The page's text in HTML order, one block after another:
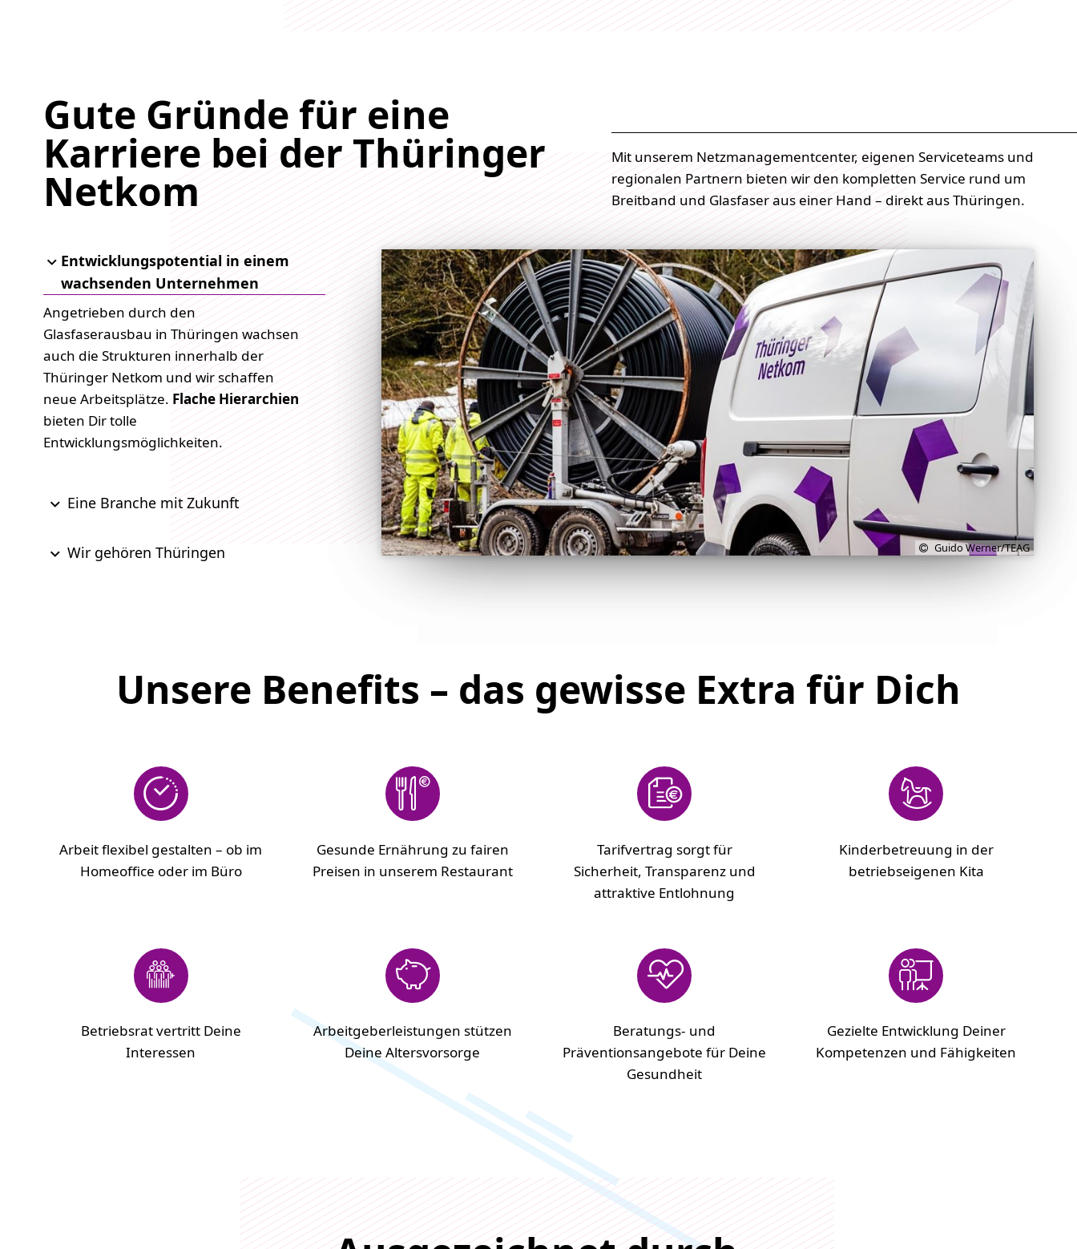
Gute Gründe für eine
Karriere bei der Thüringer
Netkom
Mit unserem Netzmanagementcenter, eigenen Serviceteams und
regionalen Partnern bieten wir den kompletten Service rund um
Breitband und Glasfaser aus einer Hand – direkt aus Thüringen.
Entwicklungspotential in einem
wachsenden Unternehmen
Angetrieben durch den
Glasfaserausbau in Thüringen wachsen
auch die Strukturen innerhalb der
Thüringer Netkom und wir schaffen
neue Arbeitsplätze. Flache Hierarchien
bieten Dir tolle
Entwicklungsmöglichkeiten.
Eine Branche mit Zukunft
Wir gehören Thüringen Guido Werner/TEAG
Unsere Benefits – das gewisse Extra für Dich
Arbeit flexibel gestalten – ob im
Homeoffice oder im Büro
Gesunde Ernährung zu fairen
Preisen in unserem Restaurant
Tarifvertrag sorgt für
Sicherheit, Transparenz und
attraktive Entlohnung
Kinderbetreuung in der
betriebseigenen Kita
Betriebsrat vertritt Deine
Interessen
Arbeitgeberleistungen stützen
Deine Altersvorsorge
Beratungs- und
Präventionsangebote für Deine
Gesundheit
Gezielte Entwicklung Deiner
Kompetenzen und Fähigkeiten